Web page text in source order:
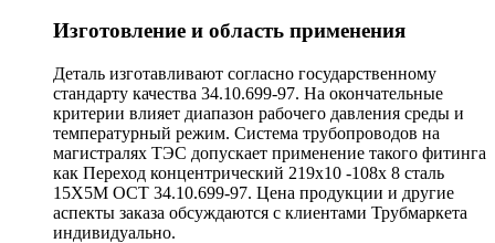
Изготовление и область применения
Деталь изготавливают согласно государственному
стандарту качества 34.10.699-97. На окончательные
критерии влияет диапазон рабочего давления среды и
температурный режим. Система трубопроводов на
магистралях ТЭС допускает применение такого фитинга
как Переход концентрический 219х10 -108х 8 сталь
15Х5М ОСТ 34.10.699-97. Цена продукции и другие
аспекты заказа обсуждаются с клиентами Трубмаркета
индивидуально.